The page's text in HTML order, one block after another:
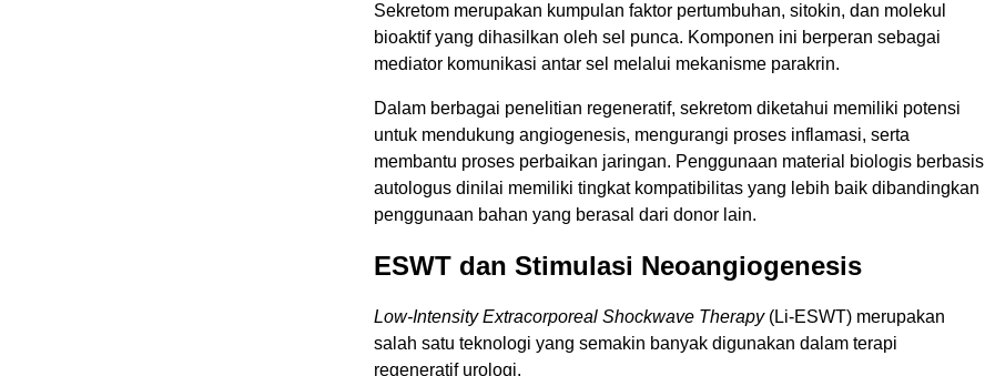
Sekretom merupakan kumpulan faktor pertumbuhan, sitokin, dan molekul
bioaktif yang dihasilkan oleh sel punca. Komponen ini berperan sebagai
mediator komunikasi antar sel melalui mekanisme parakrin.
Dalam berbagai penelitian regeneratif, sekretom diketahui memiliki potensi
untuk mendukung angiogenesis, mengurangi proses inflamasi, serta
membantu proses perbaikan jaringan. Penggunaan material biologis berbasis
autologus dinilai memiliki tingkat kompatibilitas yang lebih baik dibandingkan
penggunaan bahan yang berasal dari donor lain.
ESWT dan Stimulasi Neoangiogenesis
Low-Intensity Extracorporeal Shockwave Therapy(Li-ESWT) merupakan
salah satu teknologi yang semakin banyak digunakan dalam terapi
regeneratif urologi.